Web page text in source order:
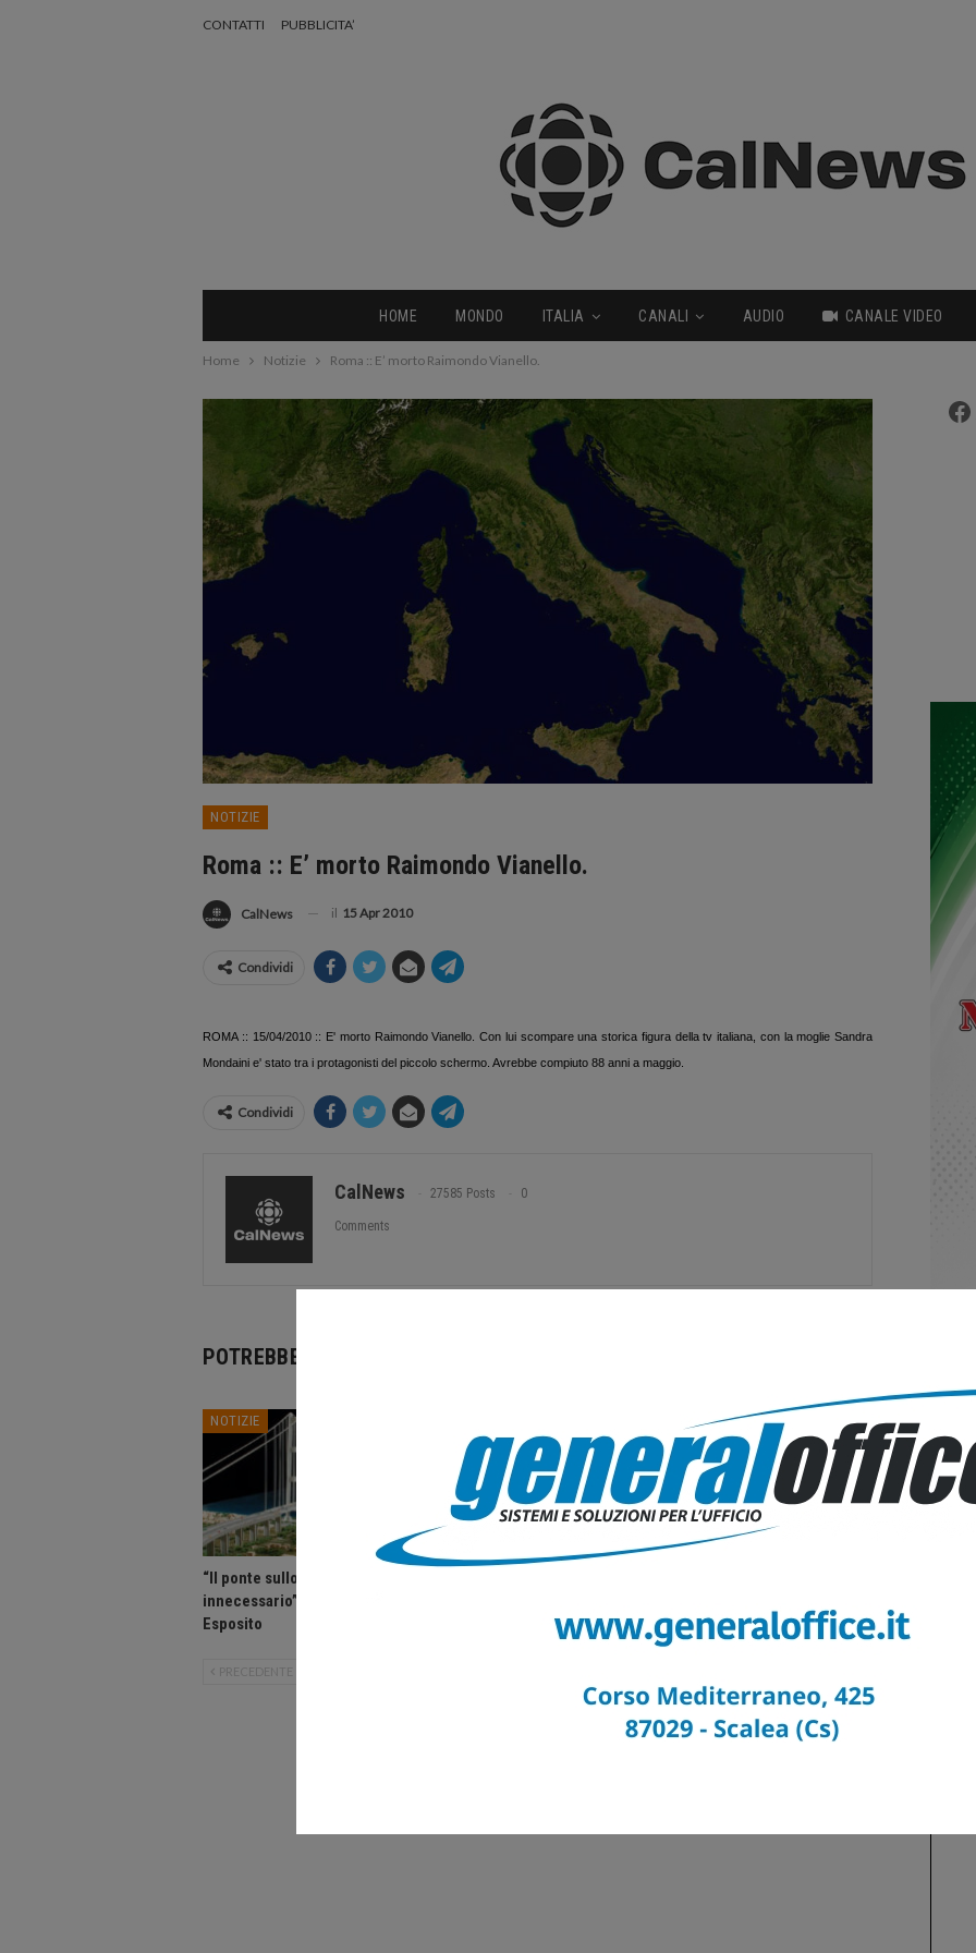
CONTATTI PUBBLICITA’
HOME MONDO ITALIA CANALI AUDIO CANALE VIDEO
Home Notizie Roma :: E’ morto Raimondo Vianello.
NOTIZIE
Roma :: E’ morto Raimondo Vianello.
CalNews il 15 Apr 2010
Condividi
ROMA :: 15/04/2010 :: E' morto Raimondo Vianello. Con lui scompare una storica figura della tv italiana, con la moglie Sandra
Mondaini e' stato tra i protagonisti del piccolo schermo. Avrebbe compiuto 88 anni a maggio.
Condividi
CalNews 27585 Posts 0
Comments
POTREBBE PIACERTI ANCHE
NOTIZIE
“Il ponte sullo Stretto
innecessario” di Enrico
Esposito
NOTIZIE
PRECEDENTE